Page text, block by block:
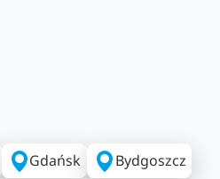
Gdańsk Bydgoszcz